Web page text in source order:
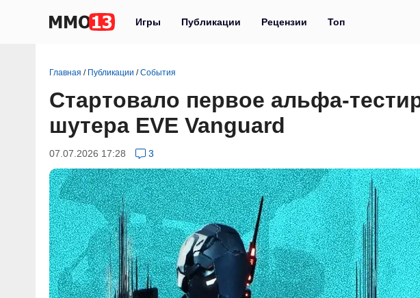
Игры Публикации Рецензии Топ
Главная / Публикации /События
Стартовало первое альфа-
шутера EVE Vanguard
07.07.2026 17:28 3